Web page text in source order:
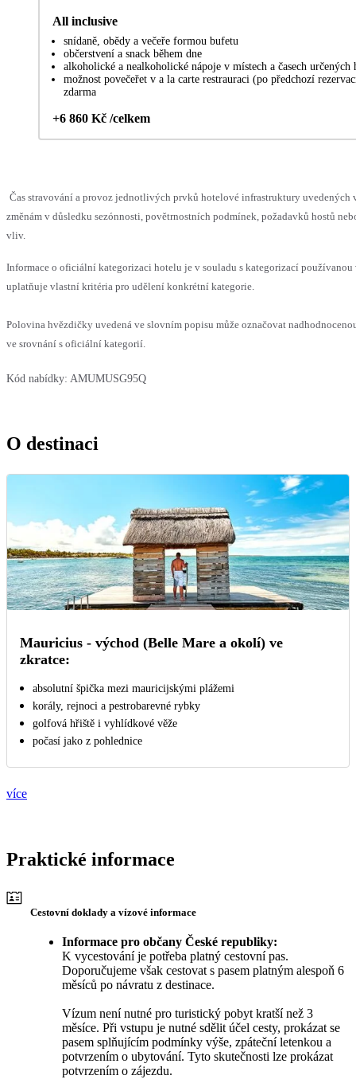
All inclusive
snídaně, obědy a večeře formou bufetu
občerstvení a snack během dne
alkoholické a nealkoholické nápoje v místech a časech určených
možnost povečeřet v a la carte restrauraci (po předchozí
zdarma
+6 860 Kč /celkem
Čas stravování a provoz jednotlivých prvků hotelové infrastruktury uvedených
změnám v důsledku sezónnosti, povětrnostních podmínek, požadavků hostů
vliv.
Informace o oficiální kategorizaci hotelu je v souladu s kategorizací používanou
uplatňuje vlastní kritéria pro udělení konkrétní kategorie.
Polovina hvězdičky uvedená ve slovním popisu může označovat
ve srovnání s oficiální kategorií.
Kód nabídky: AMUMUSG95Q
O destinaci
Mauricius - východ (Belle Mare a okolí) ve
zkratce:
absolutní špička mezi mauricijskými plážemi
korály, rejnoci a pestrobarevné rybky
golfová hřiště i vyhlídkové věže
počasí jako z pohlednice
více
Praktické informace
Cestovní doklady a vízové informace
Informace pro občany České republiky:
K vycestování je potřeba platný cestovní pas.
Doporučujeme však cestovat s pasem platným alespoň 6
měsíců po návratu z destinace.
Vízum není nutné pro turistický pobyt kratší než 3
měsíce. Při vstupu je nutné sdělit účel cesty, prokázat se
pasem splňujícím podmínky výše, zpáteční letenkou a
potvrzením o ubytování. Tyto skutečnosti lze prokázat
potvrzením o zájezdu.